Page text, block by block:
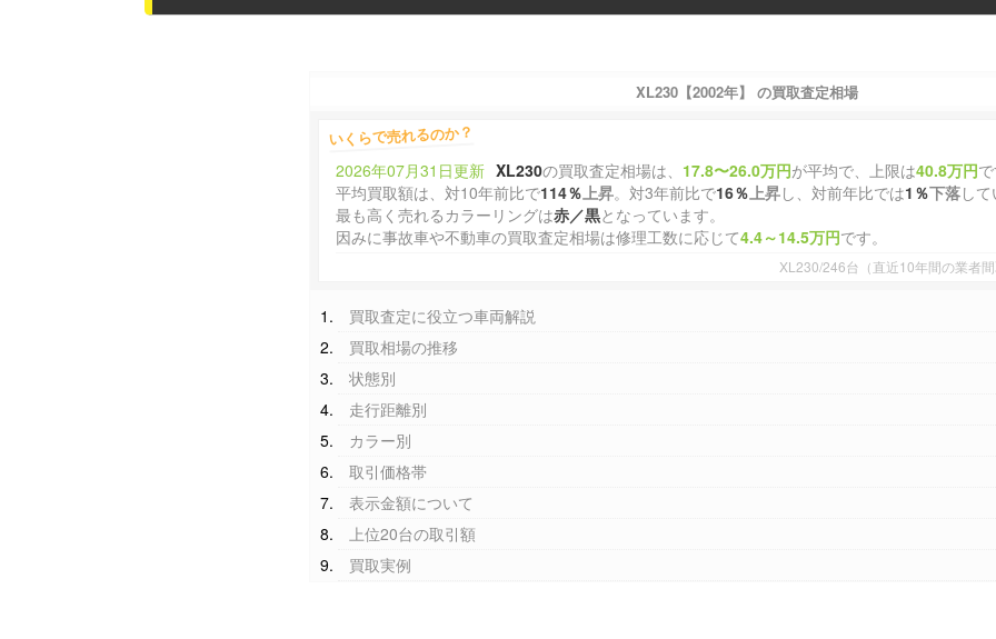
XL230【2002年】 の買取査定相場
いくらで売れるのか？
2026年07月31日更新 XL230の買取査定相場は、 17.8〜26.0万円が平均で、上限は40.8万円
平均買取額は、対10年前比で114％上昇。対3年前比で16％上昇し、対前年比では1％下落し
最も高く売れるカラーリングは赤／黒となっています。
因みに事故車や不動車の買取査定相場は修理工数に応じて4.4～14.5万円です。
XL230/246台（直近10年間の業者
買取査定に役立つ車両解説
買取相場の推移
状態別
走行距離別
カラー別
取引価格帯
表示金額について
上位20台の取引額
買取実例